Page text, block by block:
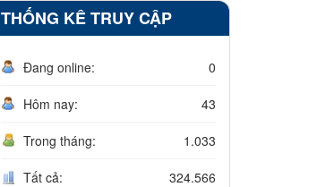
THỐNG KÊ TRUY CẬP
Đang online: 0
Hôm nay: 43
Trong tháng: 1.033
Tất cả: 324.566